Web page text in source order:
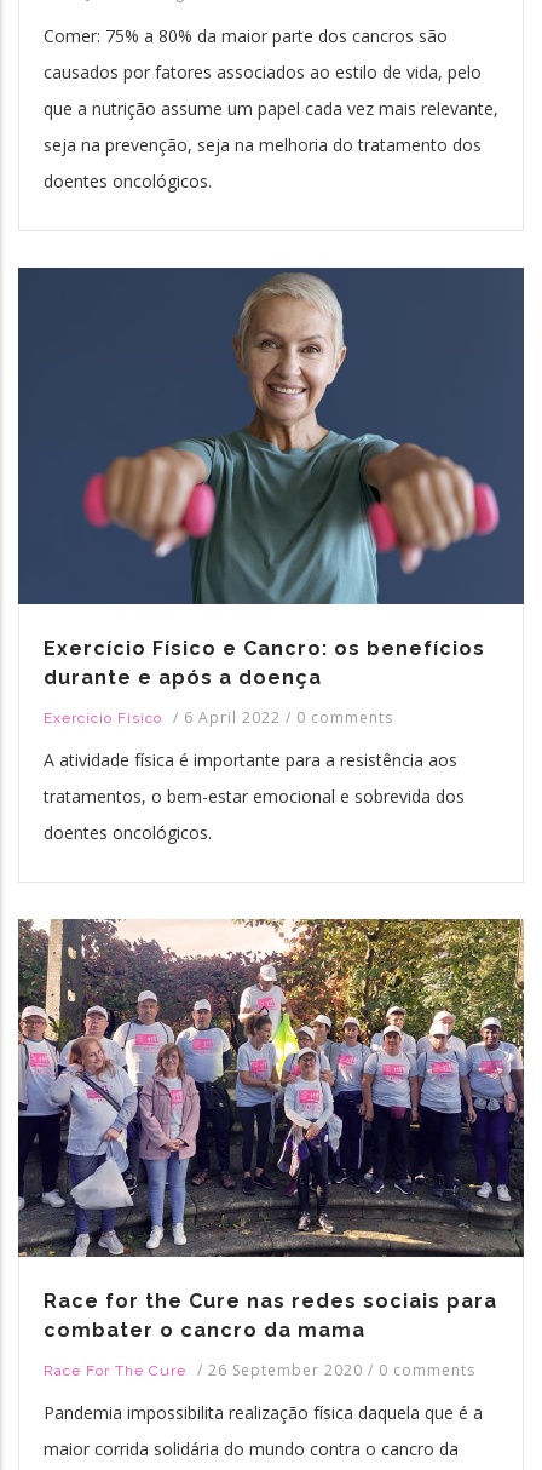
Comer: 75% a 80% da maior parte dos cancros são
causados por fatores associados ao estilo de vida, pelo
que a nutrição assume um papel cada vez mais relevante,
seja na prevenção, seja na melhoria do tratamento dos
doentes oncológicos.
Exercício Físico e Cancro: os benefícios
durante e após a doença
Exercício Físico / 6 April 2022 / 0 comments
A atividade física é importante para a resistência aos
tratamentos, o bem-estar emocional e sobrevida dos
doentes oncológicos.
Race for the Cure nas redes sociais para
combater o cancro da mama
Race For The Cure / 26 September 2020 / 0 comments
Pandemia impossibilita realização física daquela que é a
maior corrida solidária do mundo contra o cancro da